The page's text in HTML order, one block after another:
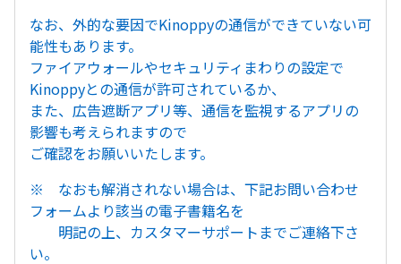
なお、外的な要因でKinoppyの通信ができていない可
能性もあります。
ファイアウォールやセキュリティまわりの設定で
Kinoppyとの通信が許可されているか、
また、広告遮断アプリ等、通信を監視するアプリの
影響も考えられますので
ご確認をお願いいたします。
※ なおも解消されない場合は、下記お問い合わせ
フォームより該当の電子書籍名を
明記の上、カスタマーサポートまでご連絡下さ
い。